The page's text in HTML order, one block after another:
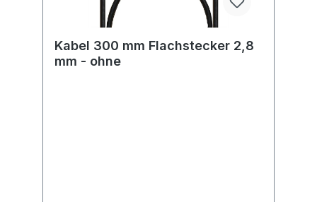
Kabel 300 mm Flachstecker 2,8
mm - ohne